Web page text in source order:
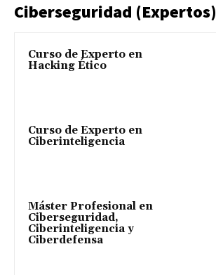
Ciberseguridad (Expertos)
Curso de Experto en
Hacking Ético
Curso de Experto en
Ciberinteligencia
Máster Profesional en
Ciberseguridad,
Ciberinteligencia y
Ciberdefensa